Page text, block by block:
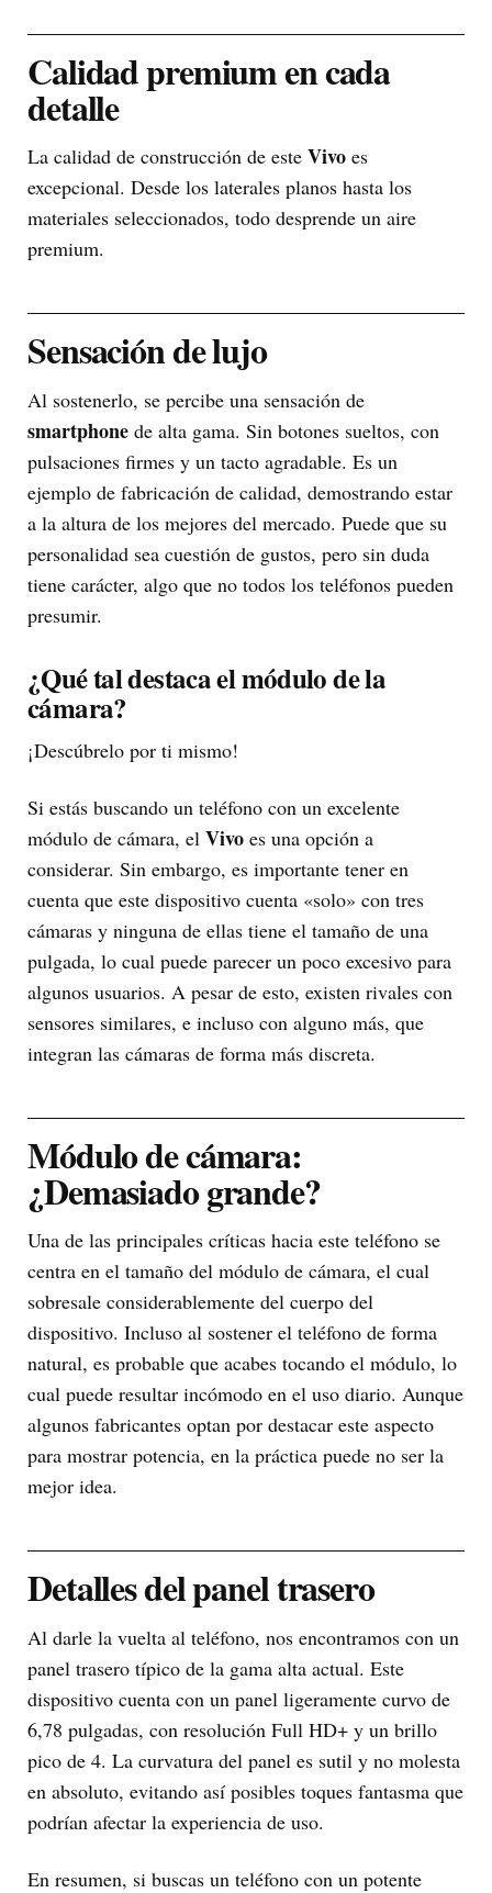
Calidad premium en cada
detalle
La calidad de construcción de este Vivo es
excepcional. Desde los laterales planos hasta los
materiales seleccionados, todo desprende un aire
premium.
Sensación de lujo
Al sostenerlo, se percibe una sensación de
smartphone de alta gama. Sin botones sueltos, con
pulsaciones firmes y un tacto agradable. Es un
ejemplo de fabricación de calidad, demostrando estar
a la altura de los mejores del mercado. Puede que su
personalidad sea cuestión de gustos, pero sin duda
tiene carácter, algo que no todos los teléfonos pueden
presumir.
¿Qué tal destaca el módulo de la
cámara?
¡Descúbrelo por ti mismo!
Si estás buscando un teléfono con un excelente
módulo de cámara, el Vivo es una opción a
considerar. Sin embargo, es importante tener en
cuenta que este dispositivo cuenta «solo» con tres
cámaras y ninguna de ellas tiene el tamaño de una
pulgada, lo cual puede parecer un poco excesivo para
algunos usuarios. A pesar de esto, existen rivales con
sensores similares, e incluso con alguno más, que
integran las cámaras de forma más discreta.
Módulo de cámara:
¿Demasiado grande?
Una de las principales críticas hacia este teléfono se
centra en el tamaño del módulo de cámara, el cual
sobresale considerablemente del cuerpo del
dispositivo. Incluso al sostener el teléfono de forma
natural, es probable que acabes tocando el módulo, lo
cual puede resultar incómodo en el uso diario. Aunque
algunos fabricantes optan por destacar este aspecto
para mostrar potencia, en la práctica puede no ser la
mejor idea.
Detalles del panel trasero
Al darle la vuelta al teléfono, nos encontramos con un
panel trasero típico de la gama alta actual. Este
dispositivo cuenta con un panel ligeramente curvo de
6,78 pulgadas, con resolución Full HD+ y un brillo
pico de 4. La curvatura del panel es sutil y no molesta
en absoluto, evitando así posibles toques fantasma que
podrían afectar la experiencia de uso.
En resumen, si buscas un teléfono con un potente